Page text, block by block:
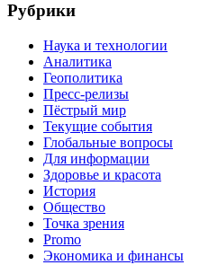
Рубрики
Наука и технологии
Аналитика
Геополитика
Пресс-релизы
Пёстрый мир
Текущие события
Глобальные вопросы
Для информации
Здоровье и красота
История
Общество
Точка зрения
Promo
Экономика и финансы